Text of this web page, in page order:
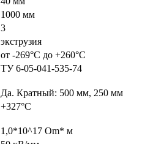
1000 мм
3
экструзия
от -269°C до +260°C
ТУ 6-05-041-535-74
Да. Кратный: 500 мм, 250 мм
+327°C
1,0*10^17 Om* м